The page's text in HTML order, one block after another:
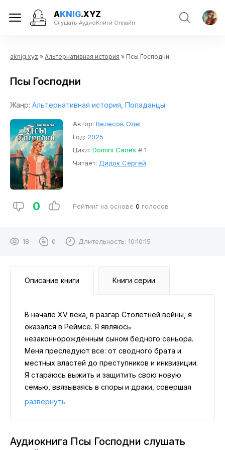
AKNIG.XYZ
Слушать АудиоКниги Онлайн
aknig.xyz » Альтернативная история » Псы Господни
Псы Господни
Жанр: Альтернативная история Попаданцы
Автор: Велесов Олег
Год: 2025
Цикл: Domini Canes # 1
Читает: Дидок Сергей
0 Рейтинг на основе 0 голосов
18 0 Длительность: 10:10:15
Описание книги Книги серии
В начале XV века, в разгар Столетней войны, я
оказался в Реймсе. Я являюсь
незаконнорождённым сыном бедного сеньора.
Меня преследуют все: от сводного брата и
местных властей до преступников и инквизиции.
Я стараюсь выжить и защитить свою новую
семью, ввязываясь в споры и драки, совершая
ошибки — в общем, проблем предостаточно.
начинают развиваться не так, как описано в
внести изменения. Как это повлияет на меня и
развернуть
Аудиокнига Псы Господни слушать